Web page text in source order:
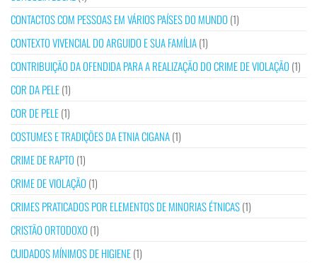
CONTACTOS COM PESSOAS EM VÁRIOS PAÍSES DO MUNDO (1)
CONTEXTO VIVENCIAL DO ARGUIDO E SUA FAMÍLIA(1)
CONTRIBUIÇÃO DA OFENDIDA PARA A REALIZAÇÃO DO CRIME DE VIOLAÇÃO (1)
COR DA PELE(1)
COR DE PELE(1)
COSTUMES E TRADIÇÕES DA ETNIA CIGANA(1)
CRIME DE RAPTO (1)
CRIME DE VIOLAÇÃO (1)
CRIMES PRATICADOS POR ELEMENTOS DE MINORIAS ÉTNICAS(1)
CRISTÃO ORTODOXO (1)
CUIDADOS MÍNIMOS DE HIGIENE(1)